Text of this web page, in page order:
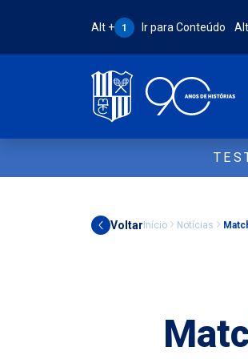
Atalho Alt + 1:
Alt + 1 Ir para Conteúdo
Voltar Início Notícias